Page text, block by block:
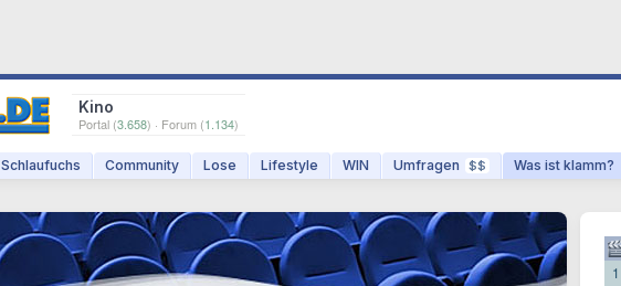
Kino
Portal (3.658) · Forum (1.134)
Schlaufuchs Community Lose Lifestyle WIN Umfragen $$ Was ist klamm?
1